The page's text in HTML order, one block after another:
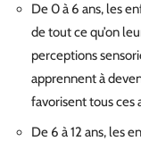
De 0 à 6 ans, les
de tout ce qu’on
perceptions
apprennent à
favorisent tous ces
De 6 à 12 ans, les